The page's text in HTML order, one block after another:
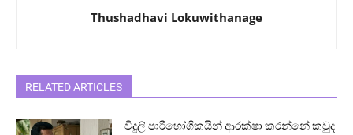
Thushadhavi Lokuwithanage
RELATED ARTICLES
විදුලි පාරිභෝගිකයින් ආරක්ෂා කරන්නේ කවුද